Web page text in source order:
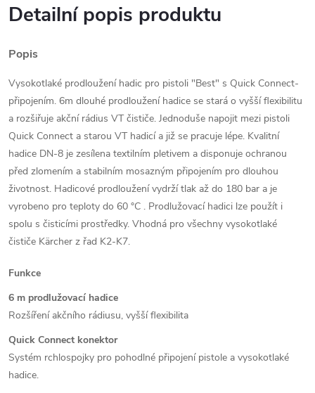
Detailní popis produktu
Popis
Vysokotlaké prodloužení hadic pro pistoli "Best" s Quick Connect-
připojením. 6m dlouhé prodloužení hadice se stará o vyšší flexibilitu
a rozšiřuje akční rádius VT čističe. Jednoduše napojit mezi pistoli
Quick Connect a starou VT hadicí a již se pracuje lépe. Kvalitní
hadice DN-8 je zesílena textilním pletivem a disponuje ochranou
před zlomením a stabilním mosazným připojením pro dlouhou
životnost. Hadicové prodloužení vydrží tlak až do 180 bar a je
vyrobeno pro teploty do 60 °C . Prodlužovací hadici lze použít i
spolu s čisticími prostředky. Vhodná pro všechny vysokotlaké
čističe Kärcher z řad K2-K7.
Funkce
6 m prodlužovací hadice
Rozšíření akčního rádiusu, vyšší flexibilita
Quick Connect konektor
Systém rchlospojky pro pohodlné připojení pistole a vysokotlaké
hadice.